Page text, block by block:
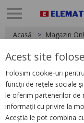
Acasă Magazin
<
Ventilator
115 V AC,
Acest site
Folosim cookie-uri
funcții de rețele sociale
le oferim partenerilor de
informații cu privire la
Aceștia le pot combina